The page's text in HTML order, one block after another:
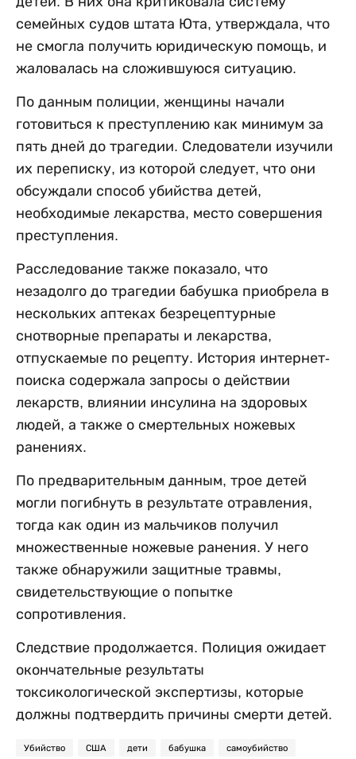
семейных судов штата Юта, утверждала, что
не смогла получить юридическую помощь, и
жаловалась на сложившуюся ситуацию.
По данным полиции, женщины начали
готовиться к преступлению как минимум за
пять дней до трагедии. Следователи изучили
их переписку, из которой следует, что они
обсуждали способ убийства детей,
необходимые лекарства, место совершения
преступления.
Расследование также показало, что
незадолго до трагедии бабушка приобрела в
нескольких аптеках безрецептурные
снотворные препараты и лекарства,
отпускаемые по рецепту. История интернет-
поиска содержала запросы о действии
лекарств, влиянии инсулина на здоровых
людей, а также о смертельных ножевых
ранениях.
По предварительным данным, трое детей
могли погибнуть в результате отравления,
тогда как один из мальчиков получил
множественные ножевые ранения. У него
также обнаружили защитные травмы,
свидетельствующие о попытке
сопротивления.
Следствие продолжается. Полиция ожидает
окончательные результаты
токсикологической экспертизы, которые
должны подтвердить причины смерти детей.
Убийство США дети бабушка самоубийство